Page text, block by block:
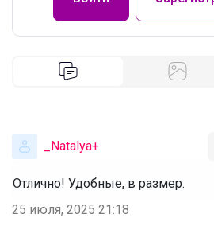
_Natalya+
Отлично! Удобные, в размер.
25 июля, 2025 21:18